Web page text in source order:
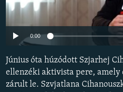
EURÓPAI UNIÓ
VILÁG
KLÍMAVÁLTOZÁS
A MÚLT TANULSÁGAI
KÖVESSEN MINKET!
Auto
0:00
Június óta húzódott Szjarhej
ellenzéki aktivista pere, amely
zárult le. Szvjatlana